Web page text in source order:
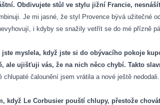
Obdivujete stůl ve stylu jižní Francie,
Je mi jasné, že styl Provence bývá užitečné
i kdyby se snažily vetřít se do mé přízně
jste myslela, když jste si do obývacího pokoje
ale ujišťuji vás, že na nich něco chybí. Takto
chlupaté čalounění jsem vrátila a nové ještě
když Le Corbusier pouští chlupy, přestože